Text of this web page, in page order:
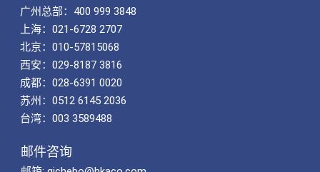
广州总部：400 999 3848
上海：021-6728 2707
北京：010-57815068
西安：029-8187 3816
成都：028-6391 0020
苏州：0512 6145 2036
台湾：003 3589488
邮件咨询